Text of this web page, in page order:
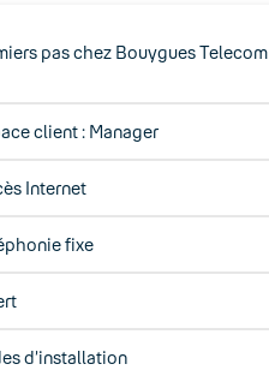
pas chez Bouygues Telecom
client : Manager
Internet
fixe
d’installation